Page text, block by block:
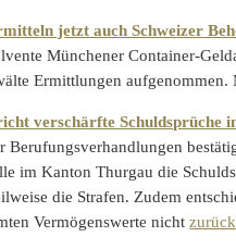
jetzt auch Schweizer
Münchener Container-
Ermittlungen
verschärfte Schuldsprüche
Berufungsverhandlungen
im Kanton Thurgau die
die Strafen. Zudem
Vermögenswerte nicht